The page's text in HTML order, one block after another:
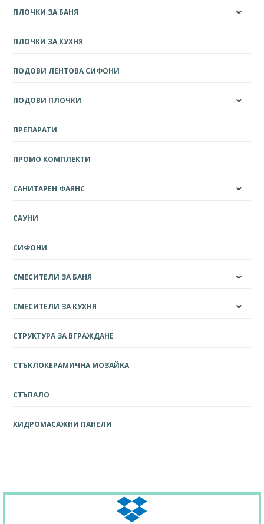
ПЛОЧКИ ЗА БАНЯ
ПЛОЧКИ ЗА КУХНЯ
ПОДОВИ ЛЕНТОВА СИФОНИ
ПОДОВИ ПЛОЧКИ
ПРЕПАРАТИ
ПРОМО КОМПЛЕКТИ
САНИТАРЕН ФАЯНС
САУНИ
СИФОНИ
СМЕСИТЕЛИ ЗА БАНЯ
СМЕСИТЕЛИ ЗА КУХНЯ
СТРУКТУРА ЗА ВГРАЖДАНЕ
СТЪКЛОКЕРАМИЧНА МОЗАЙКА
СТЪПАЛО
ХИДРОМАСАЖНИ ПАНЕЛИ